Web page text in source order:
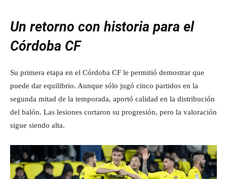
Un retorno con historia para el
Córdoba CF
Su primera etapa en el Córdoba CF le permitió demostrar que
puede dar equilibrio. Aunque sólo jugó cinco partidos en la
segunda mitad de la temporada, aportó calidad en la distribución
del balón. Las lesiones cortaron su progresión, pero la valoración
sigue siendo alta.